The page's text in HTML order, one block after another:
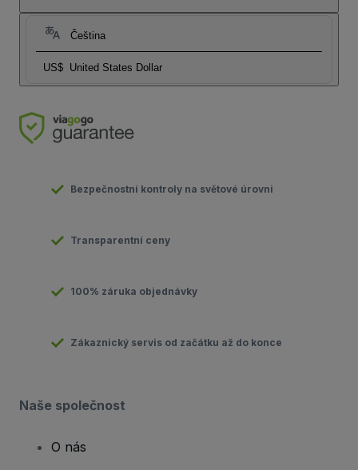
Čeština
US$ United States Dollar
Bezpečnostní kontroly na světové úrovni
Transparentní ceny
100% záruka objednávky
Zákaznický servis od začátku až do konce
Naše společnost
O nás